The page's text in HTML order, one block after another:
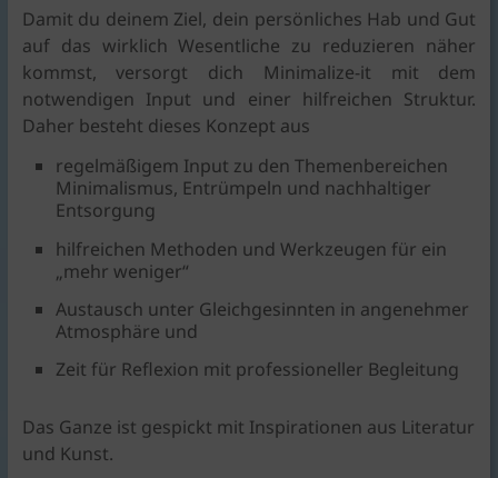
Damit du deinem Ziel, dein persönliches Hab und Gut
auf das wirklich Wesentliche zu reduzieren näher
kommst, versorgt dich Minimalize-it mit dem
notwendigen Input und einer hilfreichen Struktur.
Daher besteht dieses Konzept aus
regelmäßigem Input zu den Themenbereichen
Minimalismus, Entrümpeln und nachhaltiger
Entsorgung
hilfreichen Methoden und Werkzeugen für ein
„mehr weniger“
Austausch unter Gleichgesinnten in angenehmer
Atmosphäre und
Zeit für Reflexion mit professioneller Begleitung
Das Ganze ist gespickt mit Inspirationen aus Literatur
und Kunst.